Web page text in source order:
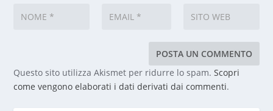
Questo sito utilizza Akismet per ridurre lo spam.Scopri
come vengono elaborati i dati derivati dai commenti.